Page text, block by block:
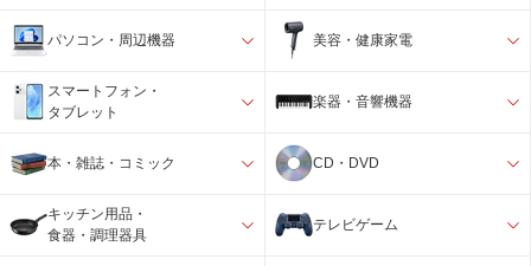
パソコン・周辺機器 美容・健康家電
スマートフォン・
タブレット
楽器・音響機器
本・雑誌・コミック CD・DVD
キッチン用品・
食器・調理器具
テレビゲーム